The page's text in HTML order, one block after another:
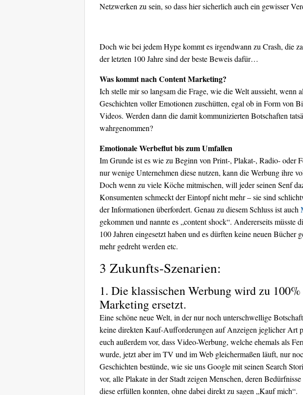
Netzwerken zu sein, so dass hier sicherlich auch ein gewisser
Doch wie bei jedem Hype kommt es irgendwann zu Crash, die
der letzten 100 Jahre sind der beste Beweis dafür…
Was kommt nach Content Marketing?
Ich stelle mir so langsam die Frage, wie die Welt aussieht, wenn
Geschichten voller Emotionen zuschütten, egal ob in Form von
Videos. Werden dann die damit kommunizierten Botschaften
wahrgenommen?
Emotionale Werbeflut bis zum Umfallen
Im Grunde ist es wie zu Beginn von Print-, Plakat-, Radio- oder
nur wenige Unternehmen diese nutzen, kann die Werbung ihre
Doch wenn zu viele Köche mitmischen, will jeder seinen Senf
Konsumenten schmeckt der Eintopf nicht mehr – sie sind
der Informationen überfordert. Genau zu diesem Schluss ist auch
gekommen und nannte es „content shock“. Andererseits müsste
100 Jahren eingesetzt haben und es dürften keine neuen Bücher
mehr gedreht werden etc.
3 Zukunfts-Szenarien:
1. Die klassischen Werbung wird zu
Marketing ersetzt.
Eine schöne neue Welt, in der nur noch unterschwellige
keine direkten Kauf-Aufforderungen auf Anzeigen jeglicher Art
euch außerdem vor, dass Video-Werbung, welche ehemals als
wurde, jetzt aber im TV und im Web gleichermaßen läuft, nur
Geschichten bestünde, wie sie uns Google mit seinen Search
vor, alle Plakate in der Stadt zeigen Menschen, deren
diese erfüllen konnten, ohne dabei direkt zu sagen „Kauf mich“.